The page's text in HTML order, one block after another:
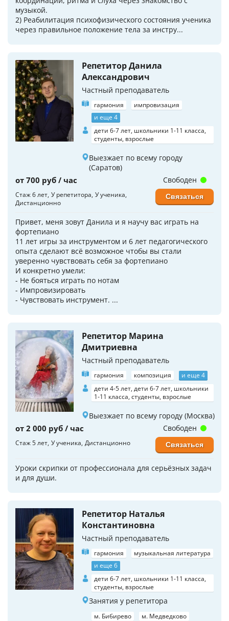
музыкой.
2) Реабилитация психофизического состояния ученика
через правильное положение тела за инстру...
Репетитор Данила
Александрович
Частный преподаватель
гармония
импровизация
и еще 4
дети 6-7 лет, школьники 1-11 класса,
студенты, взрослые
Выезжает по всему городу
(Саратов)
от 700 руб / час
Стаж 6 лет У репетитора У ученика
Дистанционно
Привет, меня зовут Данила и я научу вас играть на
фортепиано
11 лет игры за инструментом и 6 лет педагогического
опыта сделают всё возможное чтобы вы стали
уверенно чувствовать себя за фортепиано
И конкретно умели:
- Не бояться играть по нотам
- Импровизировать
- Чувствовать инструмент. ...
Свободен
Связаться
Репетитор Марина
Дмитриевна
Частный преподаватель
гармония композиция
и еще 4
дети 4-5 лет, дети 6-7 лет, школьники
1-11 класса, студенты, взрослые
Выезжает по всему городу (Москва)
от 2 000 руб / час
Стаж 5 лет У ученика Дистанционно
Уроки скрипки от профессионала для серьёзных задач
и для души.
Свободен
Связаться
Репетитор Наталья
Константиновна
Частный преподаватель
гармония
музыкальная литература
и еще 6
дети 6-7 лет, школьники 1-11 класса,
студенты, взрослые
Занятия у репетитора
м. Бибирево
м. Медведково